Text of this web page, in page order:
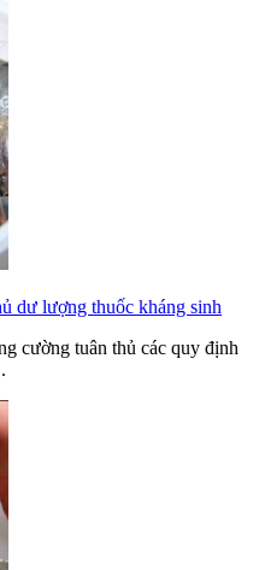
dư lượng thuốc kháng sinh
cường tuân thủ các quy định